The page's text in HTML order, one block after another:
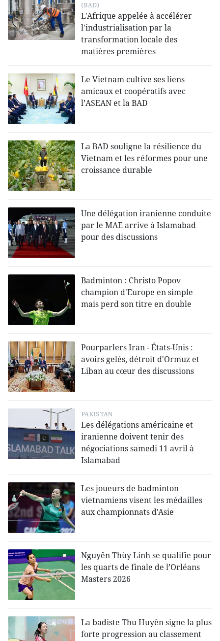
(BAD)
L'Afrique appelée à accélérer
l'industrialisation par la
transformation locale des
matières premières
Le Vietnam cultive ses liens
amicaux et coopératifs avec
l’ASEAN et la BAD
La BAD souligne la résilience du
Vietnam et les réformes pour une
croissance durable
Une délégation iranienne conduite
par le MAE arrive à Islamabad
pour des discussions
Badminton : Christo Popov
champion d'Europe en simple
mais perd son titre en double
Pourparlers Iran - États-Unis :
avoirs gelés, détroit d'Ormuz et
Liban au cœur des discussions
PAKISTAN
Les délégations américaine et
iranienne doivent tenir des
négociations samedi 11 avril à
Islamabad
Les joueurs de badminton
vietnamiens visent les médailles
aux championnats d'Asie
Nguyên Thùy Linh se qualifie pour
les quarts de finale de l’Orléans
Masters 2026
La badiste Thu Huyên signe la plus
forte progression au classement